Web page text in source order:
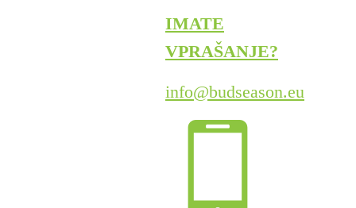
IMATE
VPRAŠANJE?
info@budseason.eu